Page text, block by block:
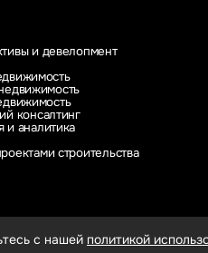
и девелопмент
консалтинг
и аналитика
строительства
с нашей политикой